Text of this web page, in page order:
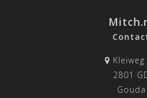
Kleiweg
2801
Gouda